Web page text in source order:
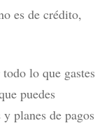
es de crédito,
lo que gastes
puedes
planes de pagos